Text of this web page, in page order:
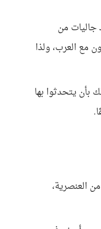
جاليات من
مع العرب، ولذا
بأن يتحدثوا بها
العنصرية،